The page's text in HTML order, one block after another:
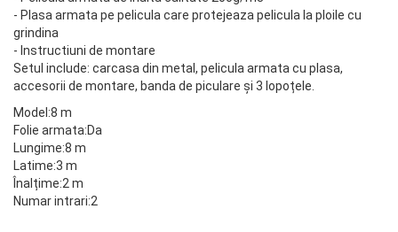
- Plasa armata pe pelicula care protejeaza pelicula la ploile cu
grindina
- Instructiuni de montare
Setul include: carcasa din metal, pelicula armata cu plasa,
accesorii de montare, banda de piculare și 3 lopoțele.
Model:8 m
Folie armata:Da
Lungime:8 m
Latime:3 m
Înalțime:2 m
Numar intrari:2